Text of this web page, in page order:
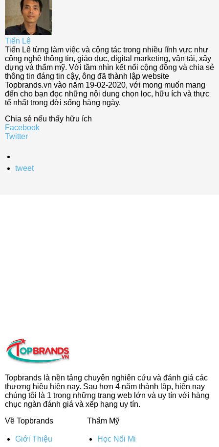
Tiến Lê
Tiến Lê từng làm việc và cộng tác trong nhiều lĩnh vực như
công nghệ thông tin, giáo dục, digital marketing, vận tải, xây
dựng và thẩm mỹ. Với tầm nhìn kết nối cộng đồng và chia sẻ
thông tin đáng tin cậy, ông đã thành lập website
Topbrands.vn vào năm 19-02-2020, với mong muốn mang
đến cho bạn đọc những nội dung chọn lọc, hữu ích và thực
tế nhất trong đời sống hàng ngày.
Chia sẻ nếu thấy hữu ích
Facebook
Twitter
tweet
Topbrands là nền tảng chuyên nghiên cứu và đánh giá các
thương hiệu hiện nay. Sau hơn 4 năm thành lập, hiện nay
chúng tôi là 1 trong những trang web lớn và uy tín với hàng
chục ngàn đánh giá và xếp hạng uy tín.
Về Topbrands
Giới Thiệu
Thẩm Mỹ
Học Nối Mi